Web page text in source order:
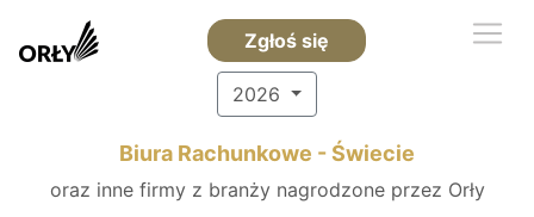
Zgłoś się
2026
Biura Rachunkowe - Świecie
oraz inne firmy z branży nagrodzone przez Orły